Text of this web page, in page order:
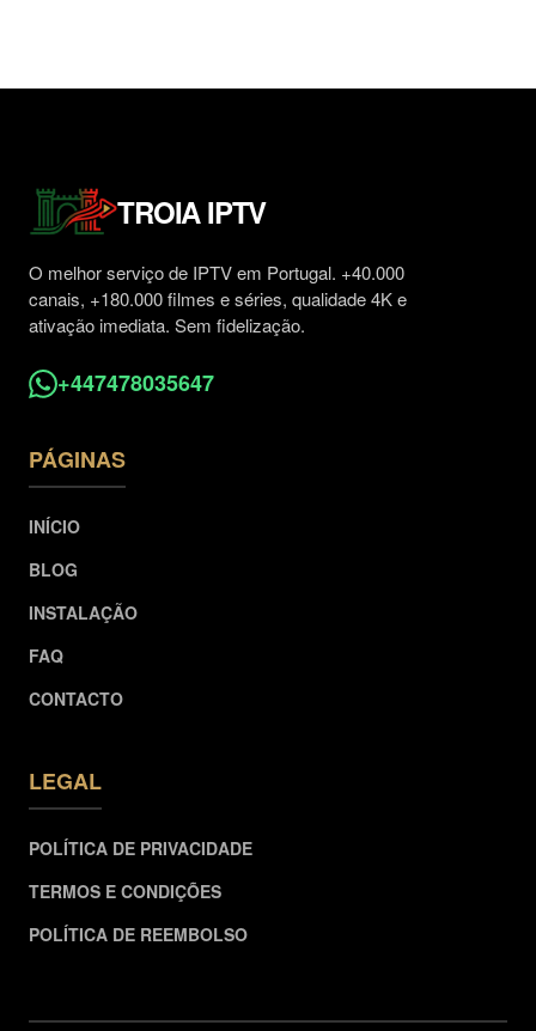
TROIA IPTV
O melhor serviço de IPTV em Portugal. +40.000
canais, +180.000 filmes e séries, qualidade 4K e
ativação imediata. Sem fidelização.
+447478035647
PÁGINAS
INÍCIO
BLOG
INSTALAÇÃO
FAQ
CONTACTO
LEGAL
POLÍTICA DE PRIVACIDADE
TERMOS E CONDIÇÕES
POLÍTICA DE REEMBOLSO